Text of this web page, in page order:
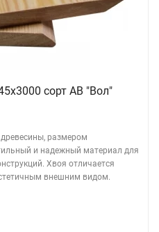
сорт АВ "Вол"
размером
и надежный материал для
Хвоя отличается
внешним видом.